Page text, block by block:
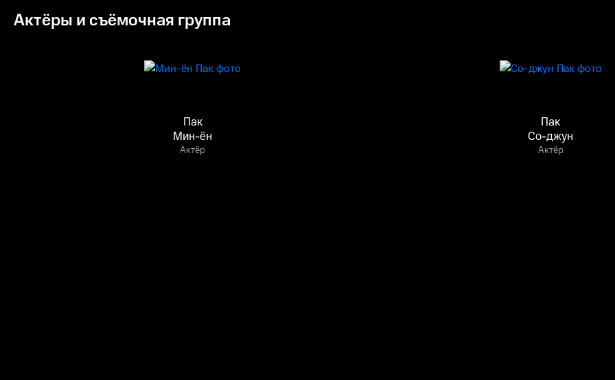
Актёры и съёмочная группа
Пак
Мин-ён
Актёр
Пак
Со-джун
Актёр